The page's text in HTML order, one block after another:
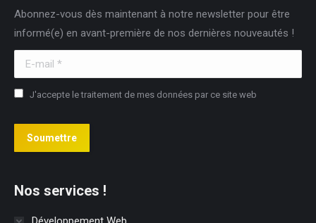
new
window
new
window
new
window
Abonnez-vous dès maintenant à notre newsletter pour être
informé(e) en avant-première de nos dernières nouveautés !
E-mail *
J'accepte le traitement de mes données par ce site web
Soumettre
Nos services !